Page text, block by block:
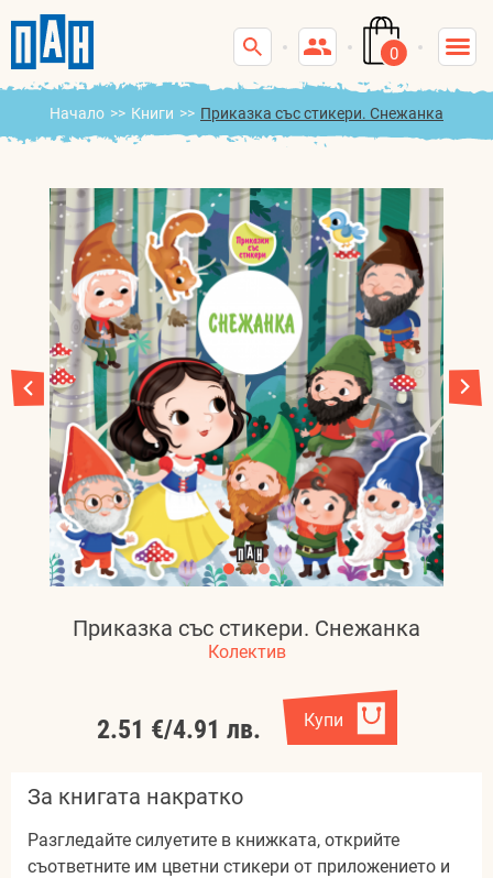
0
Начало >> Книги >> Приказка със стикери. Снежанка
Приказка със стикери. Снежанка
Колектив
2.51 €/4.91 лв. Купи
За книгата накратко
Разгледайте силуетите в книжката, открийте
съответните им цветни стикери от приложението и